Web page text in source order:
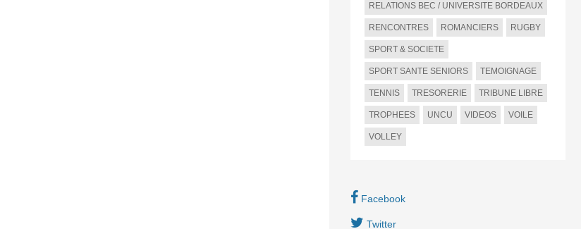
RELATIONS BEC / UNIVERSITE BORDEAUX
RENCONTRES ROMANCIERS RUGBY
SPORT & SOCIETE
SPORT SANTE SENIORS TEMOIGNAGE
TENNIS TRESORERIE TRIBUNE LIBRE
TROPHEES UNCU VIDEOS VOILE
VOLLEY
Facebook
Twitter